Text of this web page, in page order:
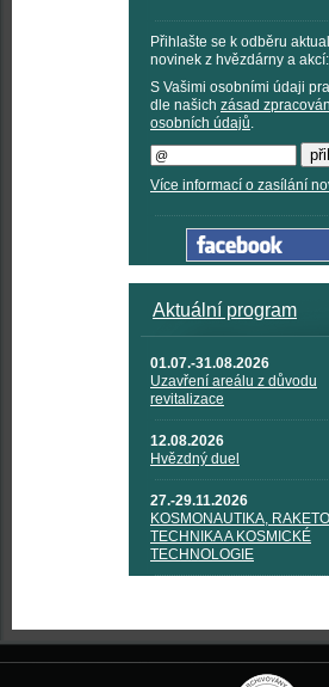
Přihlašte se k odběru
novinek z hvězdárny a akcí:
S Vašimi osobními údaji
dle našich zásad
osobních údajů.
Více informací o zasílání
Aktuální program
01.07.-31.08.2026
Uzavření areálu z důvodu
revitalizace
12.08.2026
Hvězdný duel
27.-29.11.2026
KOSMONAUTIKA,
TECHNIKA A KOSMICKÉ
TECHNOLOGIE